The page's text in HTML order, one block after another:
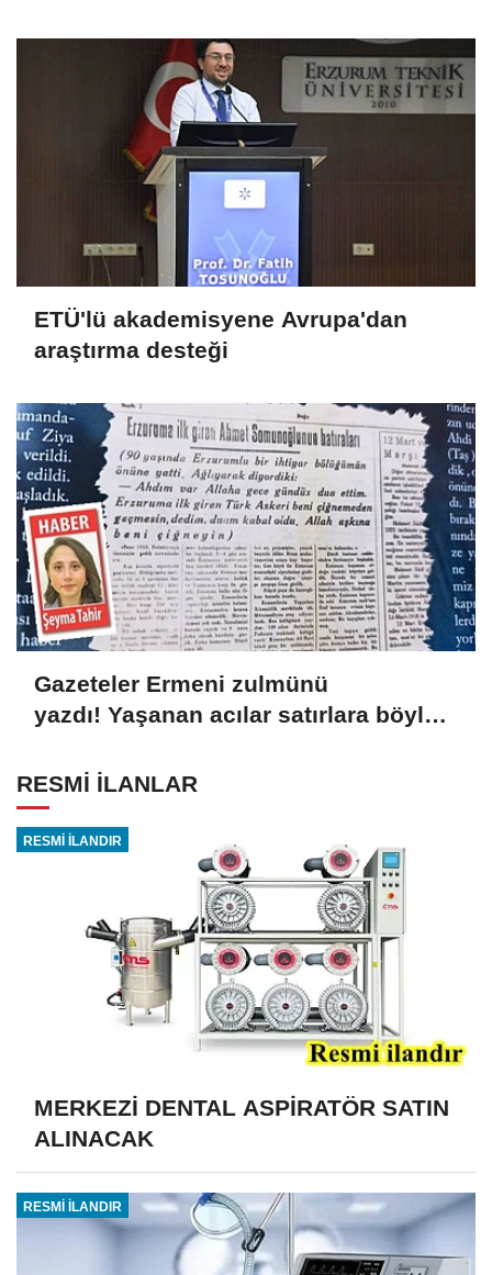
ETÜ'lü akademisyene Avrupa'dan
araştırma desteği
Gazeteler Ermeni zulmünü
yazdı! Yaşanan acılar satırlara böyle
RESMİ İLANLAR
RESMİ İLANDIR
MERKEZİ DENTAL ASPİRATÖR SATIN
ALINACAK
RESMİ İLANDIR